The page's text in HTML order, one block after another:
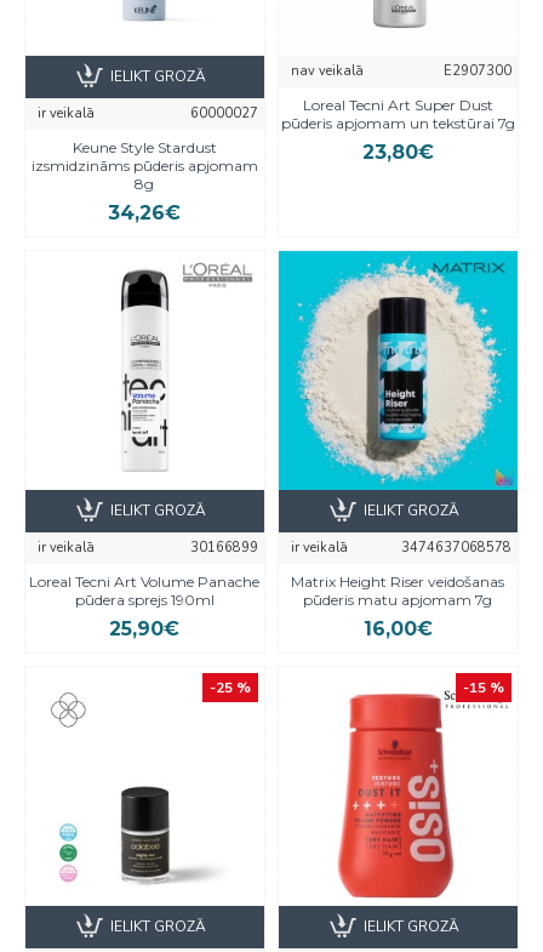
ir veikalā
60000027
Keune Style Stardust
izsmidzināms pūderis apjomam
8g
34,26€
IELIKT GROZĀ nav veikalā
E2907300
Loreal Tecni Art Super Dust
pūderis apjomam un tekstūrai 7g
23,80€
ir veikalā
30166899
Loreal Tecni Art Volume Panache
pūdera sprejs 190ml
25,90€
IELIKT GROZĀ
ir veikalā
3474637068578
Matrix Height Riser veidošanas
pūderis matu apjomam 7g
16,00€
IELIKT GROZĀ
-25 %
IELIKT GROZĀ
-15 %
IELIKT GROZĀ